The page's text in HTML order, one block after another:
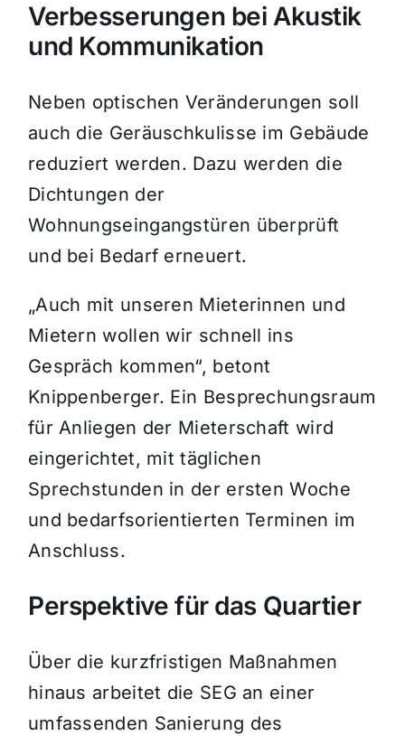
Verbesserungen bei Akustik
und Kommunikation
Neben optischen Veränderungen soll
auch die Geräuschkulisse im Gebäude
reduziert werden. Dazu werden die
Dichtungen der
Wohnungseingangstüren überprüft
und bei Bedarf erneuert.
„Auch mit unseren Mieterinnen und
Mietern wollen wir schnell ins
Gespräch kommen“, betont
Knippenberger. Ein Besprechungsraum
für Anliegen der Mieterschaft wird
eingerichtet, mit täglichen
Sprechstunden in der ersten Woche
und bedarfsorientierten Terminen im
Anschluss.
Perspektive für das Quartier
Über die kurzfristigen Maßnahmen
hinaus arbeitet die SEG an einer
umfassenden Sanierung des